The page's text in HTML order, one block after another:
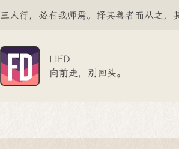
至
三人行，必有我师焉。择其善者而从之，
LIFD
向前走，别回头。